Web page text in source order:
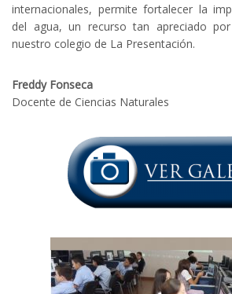
internacionales, permite fortalecer la
del agua, un recurso tan apreciado
nuestro colegio de La Presentación.
Freddy Fonseca
Docente de Ciencias Naturales